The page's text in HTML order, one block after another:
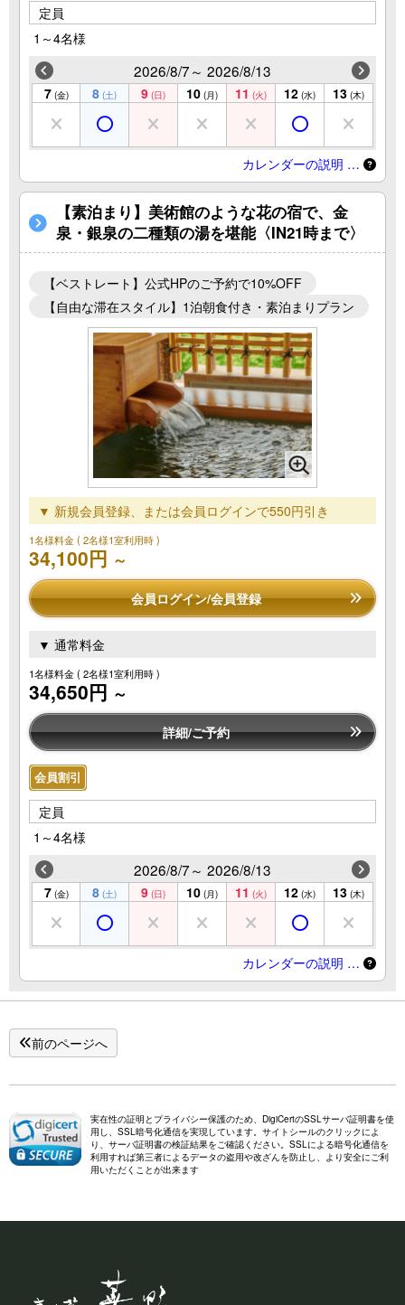
定員
1～4名様
2026/8/7～ 2026/8/13
7 (金) 8 (土) 9 (日) 10 (月) 11 (火) 12 (水) 13 (木)
カレンダーの説明 …
【素泊まり】美術館のような花の宿で、金
泉・銀泉の二種類の湯を堪能〈IN21時まで〉
【ベストレート】公式HPのご予約で10%OFF
【自由な滞在スタイル】1泊朝食付き・素泊まりプラン
▼ 新規会員登録、または会員ログインで550円引き
1名様料金( 2名様1室利用時 )
34,100円 ～
会員ログイン/会員登録
▼ 通常料金
1名様料金( 2名様1室利用時 )
34,650円 ～
詳細/ご予約
会員割引
定員
1～4名様
2026/8/7～ 2026/8/13
7 (金) 8 (土) 9 (日) 10 (月) 11 (火) 12 (水) 13 (木)
カレンダーの説明 …
前のページへ
実在性の証明とプライバシー保護のため、DigiCertのSSLサーバ証明書を使
用し、SSL暗号化通信を実現しています。サイトシールのクリックによ
り、サーバ証明書の検証結果をご確認ください。SSLによる暗号化通信を
利用すれば第三者によるデータの盗用や改ざんを防止し、より安全にご利
用いただくことが出来ます